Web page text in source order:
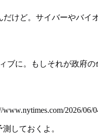
けど。サイバーやバイ
ブに。もしそれが政府
2026/06/04/
しておくよ。